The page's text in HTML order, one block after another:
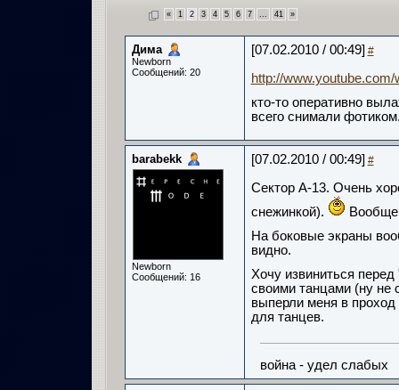
« 1 2 3 4 5 6 7 ... 41 »
Дима
Newborn
Сообщений: 20
[07.02.2010 / 00:49] #
http://
кто-то оперативно
всего снимали
barabekk
Newborn
Сообщений: 16
[07.02.2010 / 00:49] #
Сектор А-13. Очень
снежинкой).
Вообще
На боковые экраны
видно.
Хочу извиниться
своими танцами (ну не
выперли меня в
для танцев.
война - удел слабых